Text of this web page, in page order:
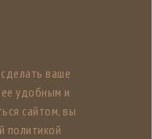
ваше
удобным и
сайтом, вы
политикой